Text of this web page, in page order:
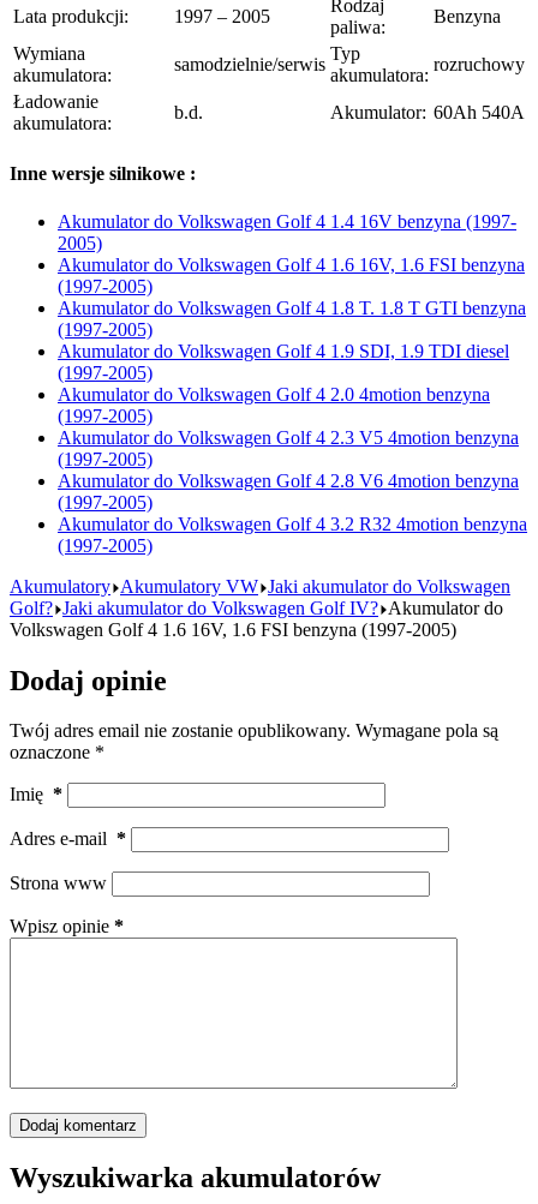
Lata produkcji: 1997 – 2005
Rodzaj
paliwa:
Benzyna
Wymiana
akumulatora:
samodzielnie/serwis
Typ
akumulatora:
rozruchowy
Ładowanie
akumulatora:
b.d. Akumulator: 60Ah 540A
Inne wersje silnikowe :
Akumulator do Volkswagen Golf 4 1.4 16V benzyna (1997-
2005)
Akumulator do Volkswagen Golf 4 1.6 16V, 1.6 FSI benzyna
(1997-2005)
Akumulator do Volkswagen Golf 4 1.8 T. 1.8 T GTI benzyna
(1997-2005)
Akumulator do Volkswagen Golf 4 1.9 SDI, 1.9 TDI diesel
(1997-2005)
Akumulator do Volkswagen Golf 4 2.0 4motion benzyna
(1997-2005)
Akumulator do Volkswagen Golf 4 2.3 V5 4motion benzyna
(1997-2005)
Akumulator do Volkswagen Golf 4 2.8 V6 4motion benzyna
(1997-2005)
Akumulator do Volkswagen Golf 4 3.2 R32 4motion benzyna
(1997-2005)
Akumulatory Akumulatory VW Jaki akumulator do Volkswagen
Golf? Jaki akumulator do Volkswagen Golf IV? Akumulator do
Volkswagen Golf 4 1.6 16V, 1.6 FSI benzyna (1997-2005)
Dodaj opinie
Twój adres email nie zostanie opublikowany. Wymagane pola są
oznaczone *
Imię *
Adres e-mail *
Strona www
Wpisz opinie *
Dodaj komentarz
Wyszukiwarka akumulatorów